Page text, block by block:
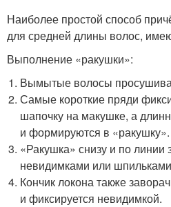
Наиболее простой способ
для средней длины волос,
Выполнение «ракушки»:
Вымытые волосы
Самые короткие пряди
шапочку на макушке, а
и формируются в «ракушку».
«Ракушка» снизу и по линии
невидимками или
Кончик локона также
и фиксируется невидимкой.